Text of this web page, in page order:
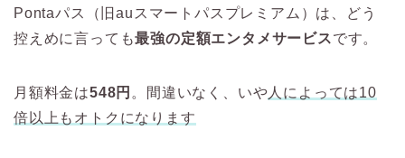
Pontaパス（旧auスマートパスプレミアム）は、どう
控えめに言っても最強の定額エンタメサービスです。
月額料金は548円 。間違いなく、いや 人によっては10
倍以上もオトクになります